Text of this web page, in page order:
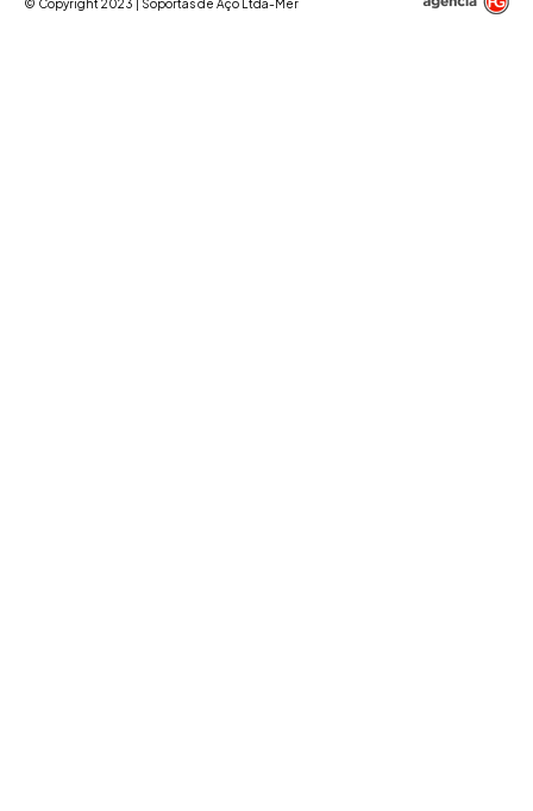
© Copyright 2023 | Sóportas de Aço Ltda-Mer